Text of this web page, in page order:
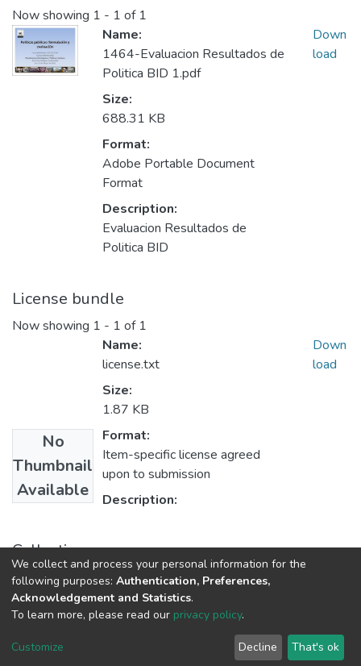
Now showing 1 - 1 of 1
Name:
1464-Evaluacion Resultados de
Politica BID 1.pdf
Size:
688.31 KB
Format:
Adobe Portable Document
Format
Description:
Evaluacion Resultados de
Politica BID
Down
load
License bundle
Now showing 1 - 1 of 1
No
Thumbnail
Available
Name:
license.txt
Size:
1.87 KB
Format:
Item-specific license agreed
upon to submission
Description:
Down
load
Collections
Políticas de Ciencia, Tecnología e Innovación
DSpace software copyright © 2002-2026
Cookie
End User
Agreement
Send
Feedback
We collect and process your personal information for the
following purposes: Authentication, Preferences,
Acknowledgement and Statistics.
To learn more, please read our privacy policy.
Customize Decline That's ok